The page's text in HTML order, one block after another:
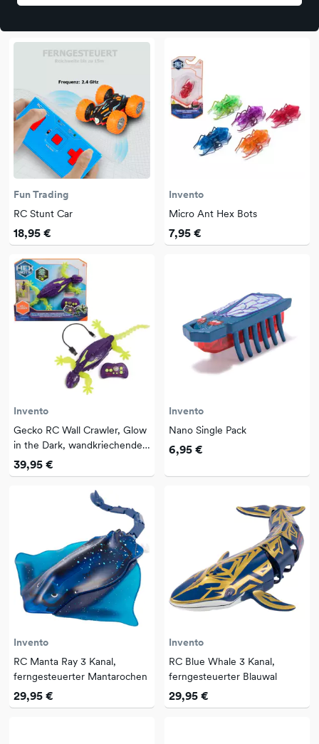
Fun Trading
RC Stunt Car
18,95 €
Invento
Micro Ant Hex Bots
7,95 €
Invento
Gecko RC Wall Crawler, Glow
in the Dark, wandkriechender
Gec
39,95 €
Invento
Nano Single Pack
6,95 €
Invento
RC Manta Ray 3 Kanal,
ferngesteuerter Mantarochen
29,95 €
Invento
RC Blue Whale 3 Kanal,
ferngesteuerter Blauwal
29,95 €